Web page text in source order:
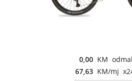
0,00 KM
67,63 KM/mj